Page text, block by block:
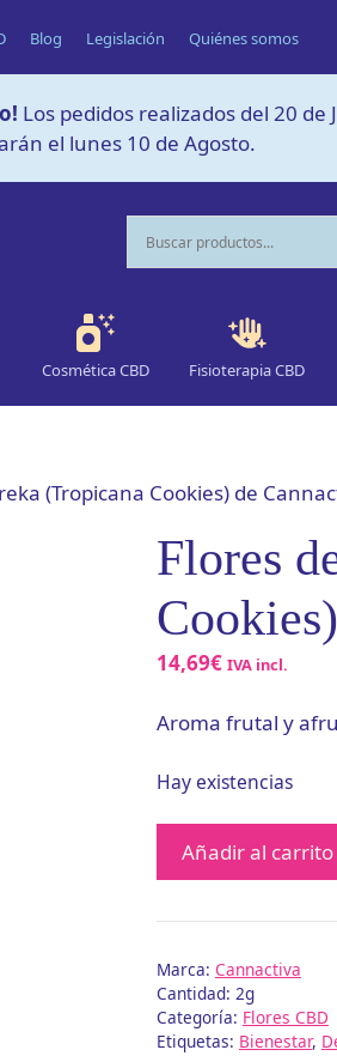
Blog Legislación Quiénes somos
Los pedidos realizados del 20
el lunes 10 de Agosto.
Cosmética CBD Fisioterapia CBD
(Tropicana Cookies) de
Flores
14,69€ IVA incl.
Aroma frutal y
Hay existencias
Indoor
Eureka
(Tropicana
Cookies)
de
Añadir al carrito
Marca: Cannactiva
Cantidad: 2g
Categoría: Flores CBD
Etiquetas: Bienestar,